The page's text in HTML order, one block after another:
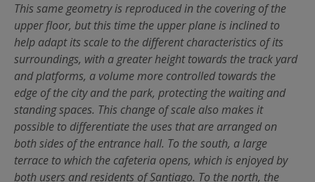
This same geometry is reproduced in the covering of the
upper floor, but this time the upper plane is inclined to
help adapt its scale to the different characteristics of its
surroundings, with a greater height towards the track yard
and platforms, a volume more controlled towards the
edge of the city and the park, protecting the waiting and
standing spaces. This change of scale also makes it
possible to differentiate the uses that are arranged on
both sides of the entrance hall. To the south, a large
terrace to which the cafeteria opens, which is enjoyed by
both users and residents of Santiago. To the north, the